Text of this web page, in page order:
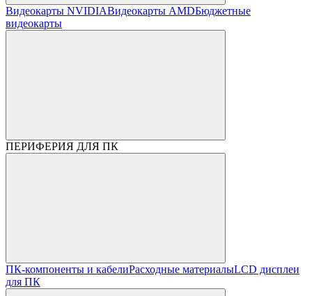
Видеокарты NVIDIAВидеокарты AMDБюджетные
видеокарты
ПЕРИФЕРИЯ ДЛЯ ПК
ПК-компоненты и кабелиРасходные материалыLCD дисплеи
для ПК